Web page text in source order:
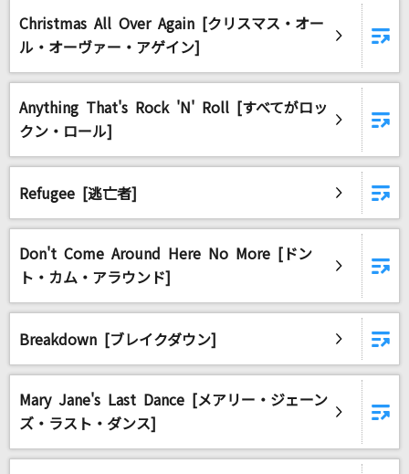
台湾(CV:甲斐田ゆき)
[生音]ふたりごと
RADWIMPS
このまま君だけを奪い去りたい
DEEN
フィクサー
クスシキ
Mrs. GREEN APPLE
アイネクライネ
Christmas All Over Again [クリスマス・オー
ル・オーヴァー・アゲイン]
Anything That's Rock 'N' Roll [すべてがロッ
クン・ロール]
Refugee [逃亡者]
Don't Come Around Here No More [ドン
ト・カム・アラウンド]
Breakdown [ブレイクダウン]
Mary Jane's Last Dance [メアリー・ジェーン
ズ・ラスト・ダンス]